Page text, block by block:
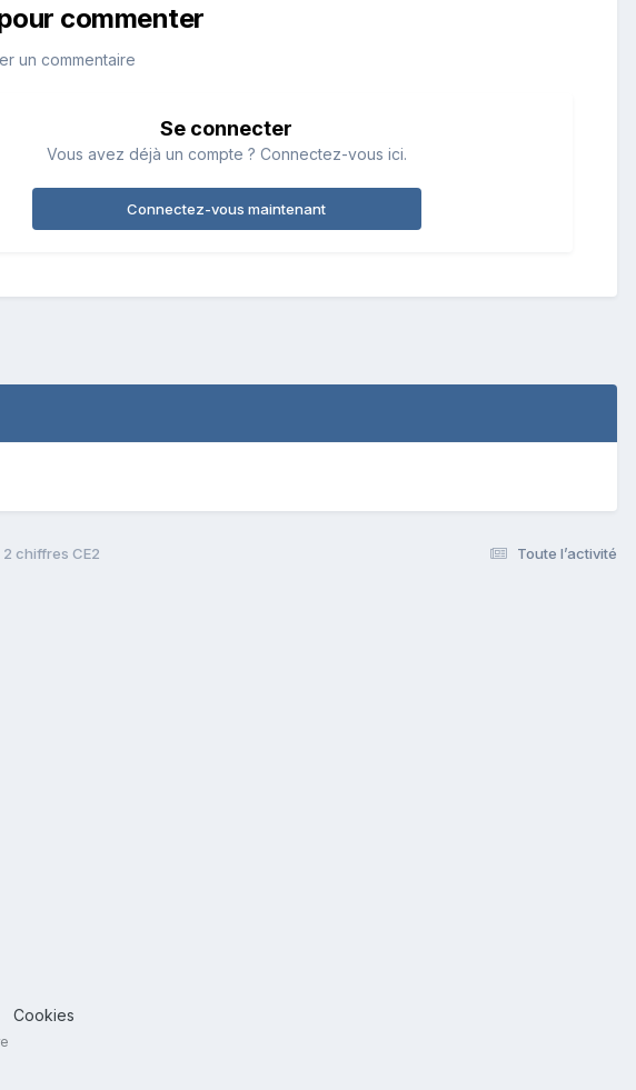
commenter
un commentaire
Se connecter
Vous avez déjà un compte ? Connectez-vous ici.
Connectez-vous maintenant
Toute l’activité
chiffres CE2
Cookies